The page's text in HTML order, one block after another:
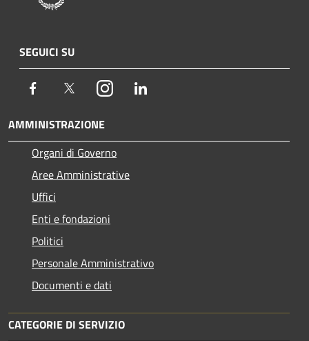
SEGUICI SU
Facebook TwitterInstagram
AMMINISTRAZIONE
Organi di Governo
Aree Amministrative
Uffici
Enti e fondazioni
Politici
Personale Amministrativo
Documenti e dati
CATEGORIE DI SERVIZIO